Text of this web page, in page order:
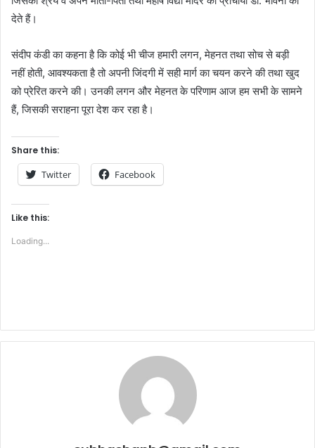
देते हैं।
संदीप कंडी का कहना है कि कोई भी चीज हमारी लगन, मेहनत तथा सोच से बड़ी
नहीं होती, आवश्यकता है तो अपनी जिंदगी में सही मार्ग का चयन करने की तथा खुद
को प्रेरित करने की। उनकी लगन और मेहनत के परिणाम आज हम सभी के सामने
हैं, जिसकी सराहना पूरा देश कर रहा है।
Share this:
Twitter Facebook
Like this:
Loading...